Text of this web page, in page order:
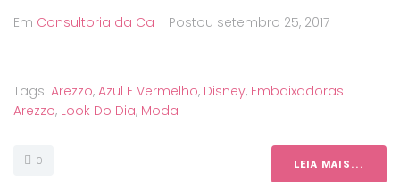
Em Consultoria da Ca Postou setembro 25, 2017
Tags: Arezzo, Azul E Vermelho, Disney, Embaixadoras
Arezzo, Look Do Dia, Moda
0 LEIA MAIS...